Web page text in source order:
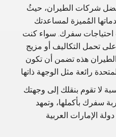
شركات الطيران، حيثُ
المُميزة لمساعدتك
احتياجات سفرك. سواء كنت
تحمل التكاليف أو مزيج
هذه تضمن أن تكون
رائعة مثل الوجهة ذاتها
لا تقوم بنقلك إلى وجهتك
سفرك بأكملها، وتمهد
الإمارات العربية